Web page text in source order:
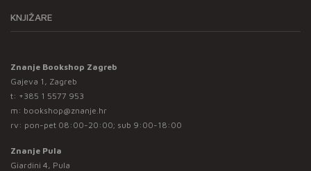
KNJIŽARE
Znanje Bookshop Zagreb
Gajeva 1, Zagreb
t: +385 1 5577 953
m: bookshop@znanje.hr
rv: pon-pet 08:00-20:00; sub 9:00-18:00
Znanje Pula
Giardini 4, Pula